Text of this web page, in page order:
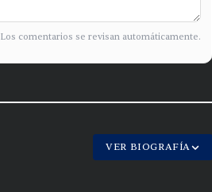
Los comentarios se revisan automáticamente.
VER BIOGRAFÍA